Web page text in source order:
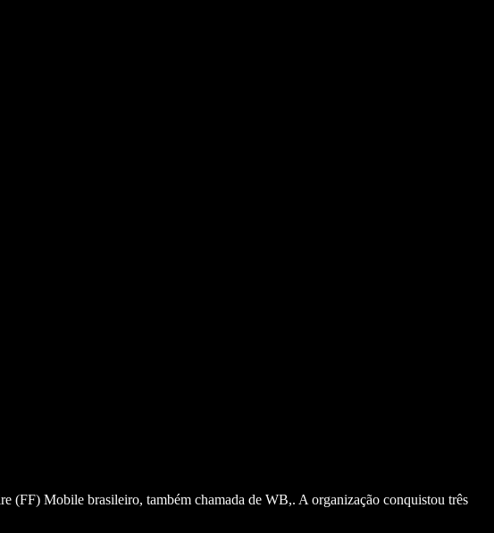
Mobile brasileiro, também chamada de WB,. A organização conquistou três